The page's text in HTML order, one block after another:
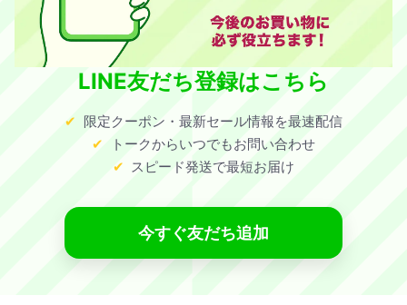
LINE友だち登録はこちら
限定クーポン・最新セール情報を最速配信
トークからいつでもお問い合わせ
スピード発送で最短お届け
今すぐ友だち追加